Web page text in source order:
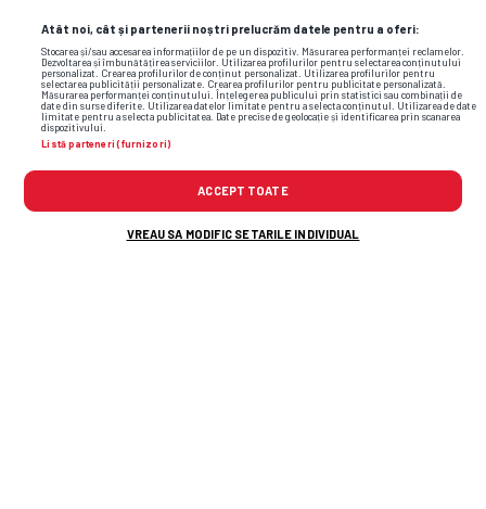
Atât noi, cât și partenerii noștri prelucrăm datele pentru a oferi:
Stocarea și/sau accesarea informațiilor de pe un dispozitiv. Măsurarea performanței reclamelor.
Dezvoltarea și îmbunătățirea serviciilor. Utilizarea profilurilor pentru selectarea conținutului
personalizat. Crearea profilurilor de conținut personalizat. Utilizarea profilurilor pentru
selectarea publicității personalizate. Crearea profilurilor pentru publicitate personalizată.
Măsurarea performanței conținutului. Înțelegerea publicului prin statistici sau combinații de
date din surse diferite. Utilizarea datelor limitate pentru a selecta conținutul. Utilizarea de date
limitate pentru a selecta publicitatea. Date precise de geolocație și identificarea prin scanarea
dispozitivului.
Listă parteneri (furnizori)
ACCEPT TOATE
VREAU SA MODIFIC SETARILE INDIVIDUAL